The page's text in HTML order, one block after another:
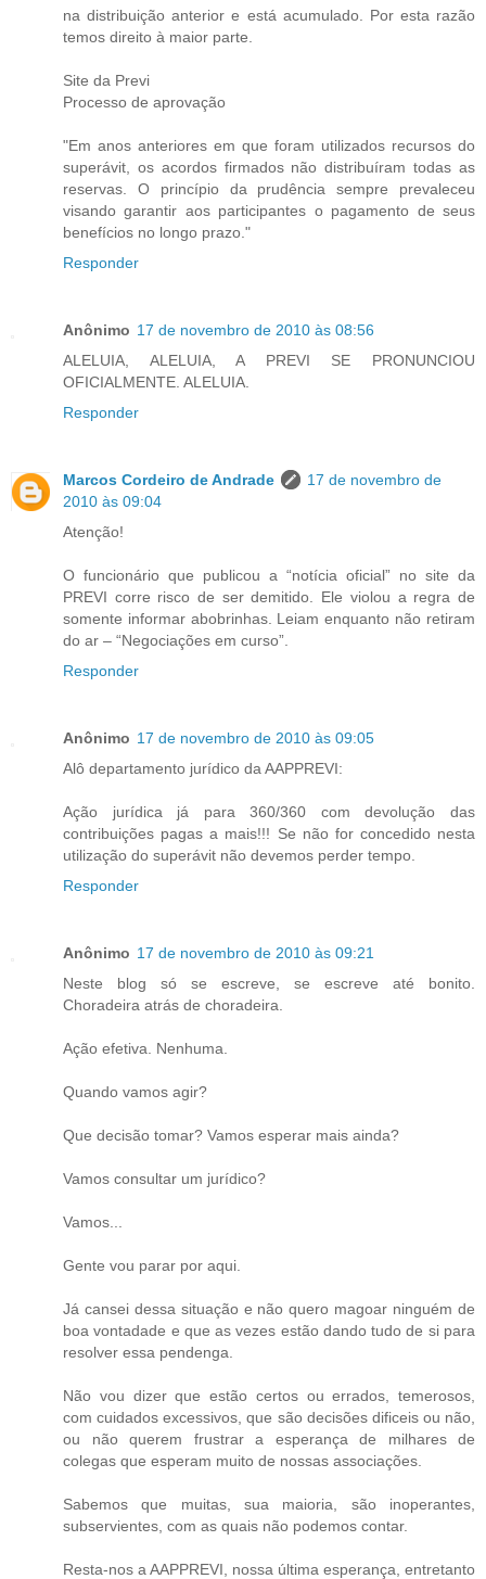
na distribuição anterior e está acumulado. Por esta razão
temos direito à maior parte.
Site da Previ
Processo de aprovação
"Em anos anteriores em que foram utilizados recursos do
superávit, os acordos firmados não distribuíram todas as
reservas. O princípio da prudência sempre prevaleceu
visando garantir aos participantes o pagamento de seus
benefícios no longo prazo."
Responder
Anônimo 17 de novembro de 2010 às 08:56
ALELUIA, ALELUIA, A PREVI SE PRONUNCIOU
OFICIALMENTE. ALELUIA.
Responder
Marcos Cordeiro de Andrade
17 de novembro de
2010 às 09:04
Atenção!
O funcionário que publicou a “notícia oficial” no site da
PREVI corre risco de ser demitido. Ele violou a regra de
somente informar abobrinhas. Leiam enquanto não retiram
do ar – “Negociações em curso”.
Responder
Anônimo 17 de novembro de 2010 às 09:05
Alô departamento jurídico da AAPPREVI:
Ação jurídica já para 360/360 com devolução das
contribuições pagas a mais!!! Se não for concedido nesta
utilização do superávit não devemos perder tempo.
Responder
Anônimo 17 de novembro de 2010 às 09:21
Neste blog só se escreve, se escreve até bonito.
Choradeira atrás de choradeira.
Ação efetiva. Nenhuma.
Quando vamos agir?
Que decisão tomar? Vamos esperar mais ainda?
Vamos consultar um jurídico?
Vamos...
Gente vou parar por aqui.
Já cansei dessa situação e não quero magoar ninguém de
boa vontadade e que as vezes estão dando tudo de si para
resolver essa pendenga.
Não vou dizer que estão certos ou errados, temerosos,
com cuidados excessivos, que são decisões dificeis ou não,
ou não querem frustrar a esperança de milhares de
colegas que esperam muito de nossas associações.
Sabemos que muitas, sua maioria, são inoperantes,
subservientes, com as quais não podemos contar.
Resta-nos a AAPPREVI, nossa última esperança, entretanto